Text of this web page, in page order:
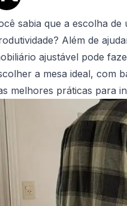
sabia que a escolha
Além de
ajustável pode
a mesa ideal, com
melhores práticas para